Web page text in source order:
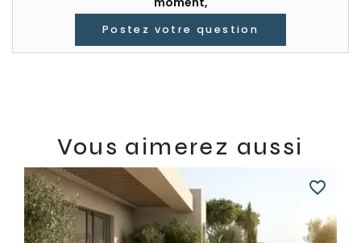
Postez votre question
Vous aimerez aussi
favorite_border